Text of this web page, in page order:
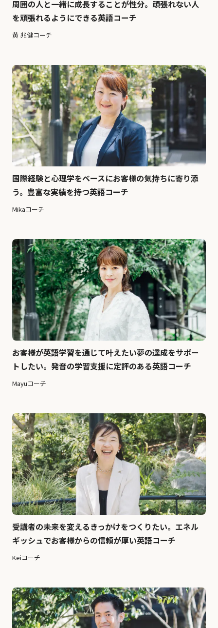
周囲の人と一緒に成長することが性分。頑張れない人
を頑張れるようにできる英語コーチ
黄 兆健コーチ
国際経験と心理学をベースにお客様の気持ちに寄り添
う。豊富な実績を持つ英語コーチ
Mikaコーチ
お客様が英語学習を通じて叶えたい夢の達成をサポー
トしたい。発音の学習支援に定評のある英語コーチ
Mayuコーチ
受講者の未来を変えるきっかけをつくりたい。エネル
ギッシュでお客様からの信頼が厚い英語コーチ
Keiコーチ